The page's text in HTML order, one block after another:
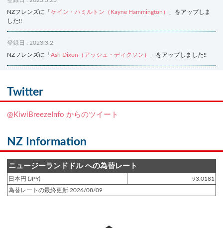
NZフレンズに「 ケイン・ハミルトン（Kayne Hammington）
」をアップしま
した!!
登録日 : 2023.3.2
NZフレンズに「 Ash Dixon（アッシュ・ディクソン） 」をアップしました!!
NZフレンズに「
登録日 : 2019.4.10
登録日 : 2019.2.28
NZクッキングに「ニュージーランド産キウイの酢の物
登録日 : 2019.2.4
Twitter
@KiwiBreezeInfo からのツイート
NZ Information
ニュージーランドドル への為替レート
日本円 (JPY)
93.0181
為替レートの最終更新 2026/08/09